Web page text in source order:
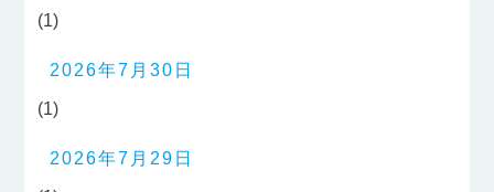
(1)
2026年7月30日
(1)
2026年7月29日